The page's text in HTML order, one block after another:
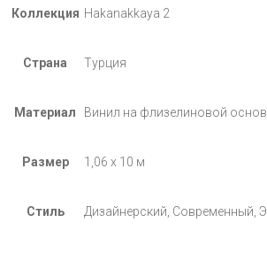
Коллекция Hakanakkaya 2
Страна Турция
Материал Винил на флизелиновой
Размер 1,06 х 10 м
Стиль Дизайнерский, Современный,